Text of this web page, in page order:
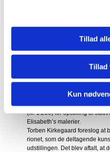
Tillad
Tillad
Kun
Skibsbevaringsfonden og
udbedres samt ansøgning om
måned 2020.
Palle Dannemand kunne
endvidere aftalt at aflægge
med henblik på at opnå et
​Kunstudvalget har henvendt
(kr. 1.200) for opstilling af
Elisabeth’s malerier.
Torben Kirkegaard foreslog at
rionet, som de deltagende
udstillingen. Det blev aftalt, at